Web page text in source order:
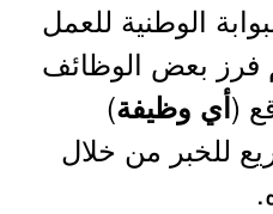
الوطنية للعمل
بعض الوظائف
(أي وظيفة)
للخبر من خلال